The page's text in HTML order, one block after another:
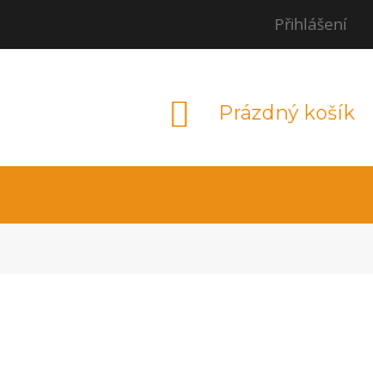
Přihlášení
NÁKUPNÍ
Prázdný košík